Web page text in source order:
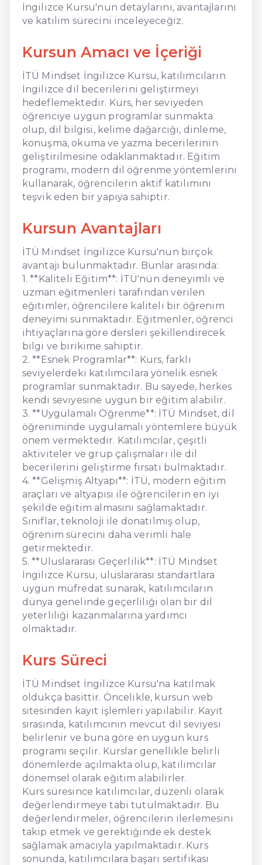
İngilizce Kursu'nun detaylarını, avantajlarını
ve katılım sürecini inceleyeceğiz.
Kursun Amacı ve İçeriği
İTÜ Mindset İngilizce Kursu, katılımcıların
İngilizce dil becerilerini geliştirmeyi
hedeflemektedir. Kurs, her seviyeden
öğrenciye uygun programlar sunmakta
olup, dil bilgisi, kelime dağarcığı, dinleme,
konuşma, okuma ve yazma becerilerinin
geliştirilmesine odaklanmaktadır. Eğitim
programı, modern dil öğrenme yöntemlerini
kullanarak, öğrencilerin aktif katılımını
teşvik eden bir yapıya sahiptir.
Kursun Avantajları
İTÜ Mindset İngilizce Kursu'nun birçok
avantajı bulunmaktadır. Bunlar arasında:
1. **Kaliteli Eğitim**: İTÜ'nün deneyimli ve
uzman eğitmenleri tarafından verilen
eğitimler, öğrencilere kaliteli bir öğrenim
deneyimi sunmaktadır. Eğitmenler, öğrenci
ihtiyaçlarına göre dersleri şekillendirecek
bilgi ve birikime sahiptir.
2. **Esnek Programlar**: Kurs, farklı
seviyelerdeki katılımcılara yönelik esnek
programlar sunmaktadır. Bu sayede, herkes
kendi seviyesine uygun bir eğitim alabilir.
3. **Uygulamalı Öğrenme**: İTÜ Mindset, dil
öğreniminde uygulamalı yöntemlere büyük
önem vermektedir. Katılımcılar, çeşitli
aktiviteler ve grup çalışmaları ile dil
becerilerini geliştirme fırsatı bulmaktadır.
4. **Gelişmiş Altyapı**: İTÜ, modern eğitim
araçları ve altyapısı ile öğrencilerin en iyi
şekilde eğitim almasını sağlamaktadır.
Sınıflar, teknoloji ile donatılmış olup,
öğrenim sürecini daha verimli hale
getirmektedir.
5. **Uluslararası Geçerlilik**: İTÜ Mindset
İngilizce Kursu, uluslararası standartlara
uygun müfredat sunarak, katılımcıların
dünya genelinde geçerliliği olan bir dil
yeterliliği kazanmalarına yardımcı
olmaktadır.
Kurs Süreci
İTÜ Mindset İngilizce Kursu'na katılmak
oldukça basittir. Öncelikle, kursun web
sitesinden kayıt işlemleri yapılabilir. Kayıt
sırasında, katılımcının mevcut dil seviyesi
belirlenir ve buna göre en uygun kurs
programı seçilir. Kurslar genellikle belirli
dönemlerde açılmakta olup, katılımcılar
dönemsel olarak eğitim alabilirler.
Kurs süresince katılımcılar, düzenli olarak
değerlendirmeye tabi tutulmaktadır. Bu
değerlendirmeler, öğrencilerin ilerlemesini
takip etmek ve gerektiğinde ek destek
sağlamak amacıyla yapılmaktadır. Kurs
sonunda, katılımcılara başarı sertifikası